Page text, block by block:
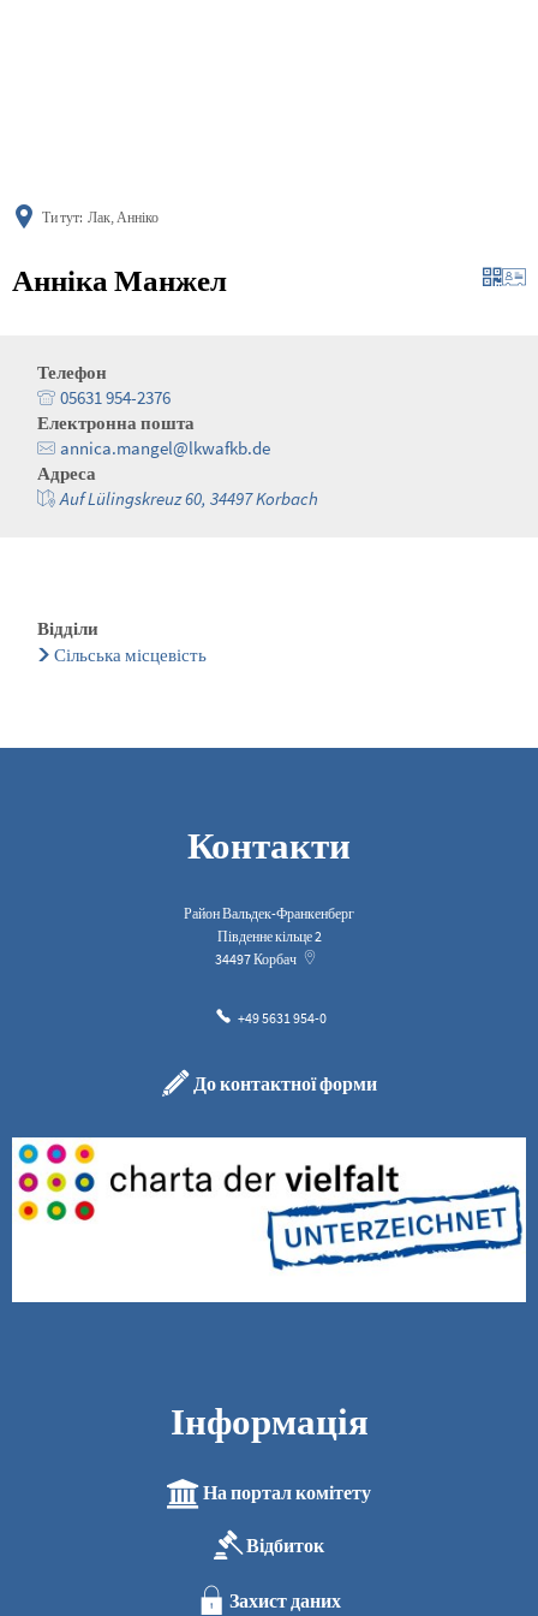
Ти тут: Лак, Анніко
Анніка Манжел
Телефон
05631 954-2376
Електронна пошта
annica.mangel@lkwafkb.de
Адреса
Auf Lülingskreuz 60, 34497 Korbach
Відділи
Сільська місцевість
Контакти
Район Вальдек-Франкенберг
Південне кільце 2
34497Корбач
+49 5631 954-0
До контактної форми
Інформація
На портал комітету
Відбиток
Захист даних